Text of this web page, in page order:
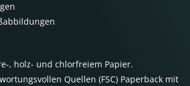
, holz- und chlorfreiem Papier.
Quellen (FSC) Paperback mit